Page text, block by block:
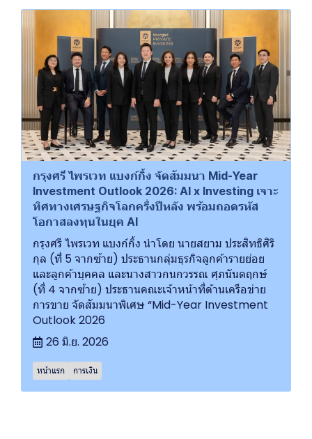
กรุงศรี ไพรเวท แบงก์กิ้ง จัดสัมมนา Mid-Year
Investment Outlook 2026: AI x Investing เจาะ
ทิศทางเศรษฐกิจโลกครึ่งปีหลัง พร้อมถอดรหัส
โอกาสลงทุนในยุค AI
กรุงศรี ไพรเวท แบงก์กิ้ง นำโดย นายสยาม ประสิทธิศิริ
กุล (ที่ 5 จากซ้าย) ประธานกลุ่มธุรกิจลูกค้ารายย่อย
และลูกค้าบุคคล และนางสาวกนกวรรณ ศุภนันตฤกษ์
(ที่ 4 จากซ้าย) ประธานคณะเจ้าหน้าที่ด้านเครือข่าย
การขาย จัดสัมมนาพิเศษ “Mid-Year Investment
Outlook 2026
26 มิ.ย. 2026
หน้าแรก การเงิน